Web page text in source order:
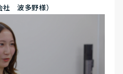
社 波多野様）